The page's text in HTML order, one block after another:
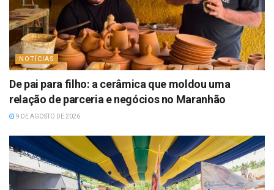
NOTÍCIAS
De pai para filho: a cerâmica que moldou uma
relação de parceria e negócios no Maranhão
9 DE AGOSTO DE 2026